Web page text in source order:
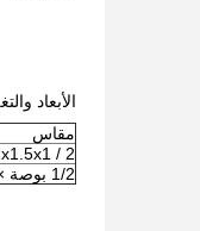
الأبعاد
مقاس
/ 2 "
1/2 بوصة × 22 × 1.5